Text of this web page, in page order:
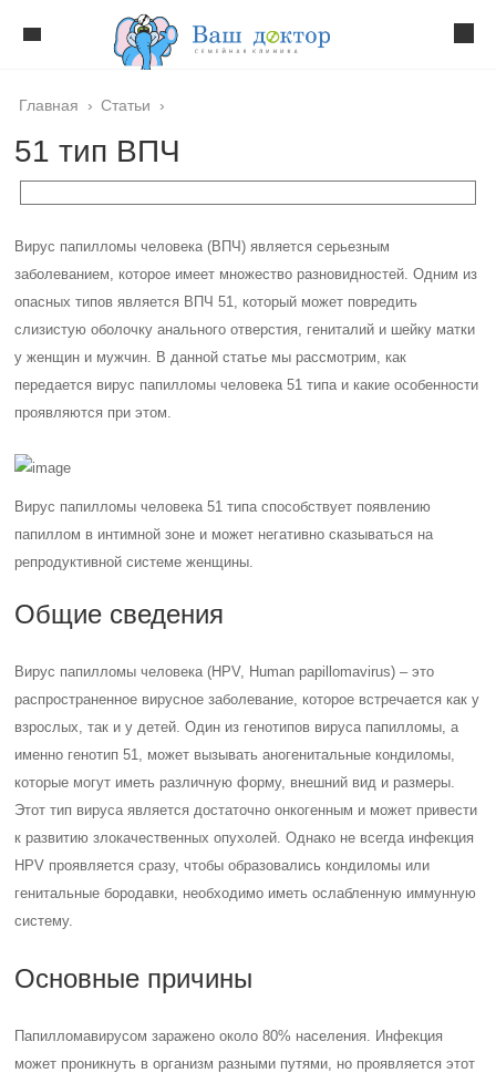
Главная › Статьи ›
51 тип ВПЧ
Вирус папилломы человека (ВПЧ) является серьезным
заболеванием, которое имеет множество разновидностей. Одним из
опасных типов является ВПЧ 51, который может повредить
слизистую оболочку анального отверстия, гениталий и шейку матки
у женщин и мужчин. В данной статье мы рассмотрим, как
передается вирус папилломы человека 51 типа и какие особенности
проявляются при этом.
Вирус папилломы человека 51 типа способствует появлению
папиллом в интимной зоне и может негативно сказываться на
репродуктивной системе женщины.
Общие сведения
Вирус папилломы человека (HPV, Human papillomavirus) – это
распространенное вирусное заболевание, которое встречается как у
взрослых, так и у детей.Один из генотипов вируса папилломы, а
именно генотип 51, может вызывать аногенитальные кондиломы,
которые могут иметь различную форму, внешний вид и размеры.
Этот тип вируса является достаточно онкогенным и может привести
к развитию злокачественных опухолей. Однако не всегда инфекция
HPV проявляется сразу, чтобы образовались кондиломы или
генитальные бородавки, необходимо иметь ослабленную иммунную
систему.
Основные причины
Папилломавирусом заражено около 80% населения. Инфекция
может проникнуть в организм разными путями, но проявляется этот